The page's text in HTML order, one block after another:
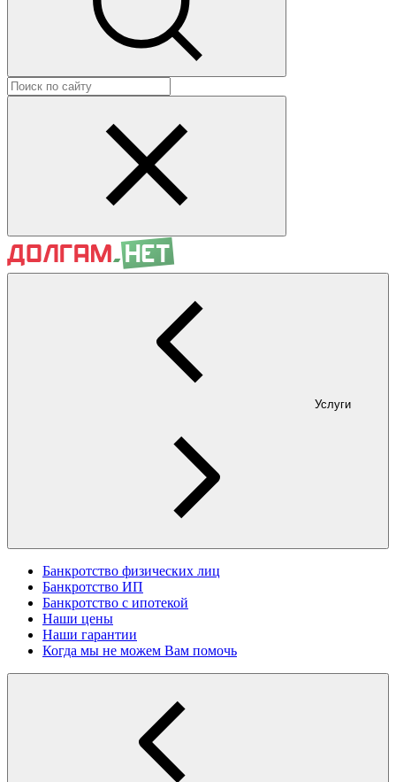
Услуги
Банкротство физических лиц
Банкротство ИП
Банкротство с ипотекой
Наши цены
Наши гарантии
Когда мы не можем Вам помочь